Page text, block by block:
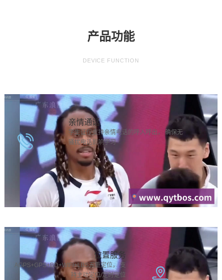
产品功能
DEVICE FUNCTION
亲情通话
学生证仅支持亲情电话的呼入呼出， 确保无
骚扰电话影响学习
位置服务
AGPS+GPS+BD+WIFI+LBS五重定位， 支
持主动定位/定时定位